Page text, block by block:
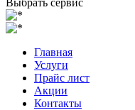
Выбрать сервис
Главная
Услуги
Прайс лист
Акции
Контакты